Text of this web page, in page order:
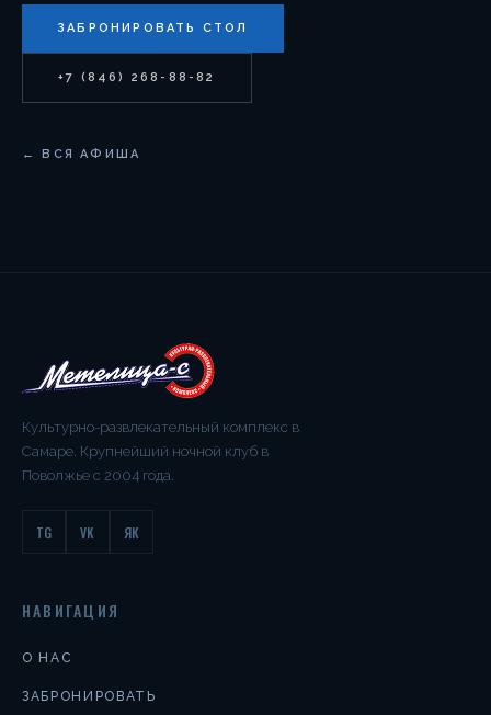
ЗАБРОНИРОВАТЬ СТОЛ
+7 (846) 268-88-82
← ВСЯ АФИША
Культурно-развлекательный комплекс в
Самаре. Крупнейший ночной клуб в
Поволжье с 2004 года.
TG VK ЯК
НАВИГАЦИЯ
О НАС
ЗАБРОНИРОВАТЬ